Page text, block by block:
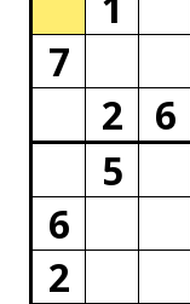
7
2
6
5
6
2